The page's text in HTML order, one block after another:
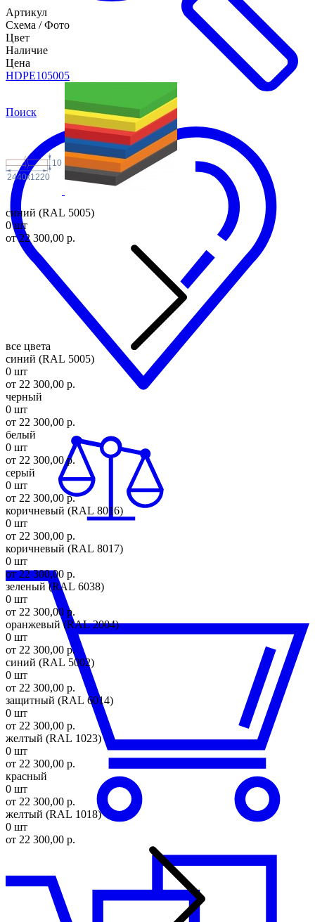
Поиск
Артикул
Схема / Фото
Цвет
Наличие
Цена
HDPE105005
10
2440 1220
x
синий (RAL 5005)
0 шт
от 22 300,00 р.
все цвета
синий (RAL 5005)
0 шт
от 22 300,00 р.
черный
0 шт
от 22 300,00 р.
белый
0 шт
от 22 300,00 р.
серый
0 шт
от 22 300,00 р.
коричневый (RAL 8016)
0 шт
от 22 300,00 р.
коричневый (RAL 8017)
0 шт
от 22 300,00 р.
зеленый (RAL 6038)
0 шт
от 22 300,00 р.
оранжевый (RAL 2004)
0 шт
от 22 300,00 р.
синий (RAL 5002)
0 шт
от 22 300,00 р.
защитный (RAL 6014)
0 шт
от 22 300,00 р.
желтый (RAL 1023)
0 шт
от 22 300,00 р.
красный
0 шт
от 22 300,00 р.
желтый (RAL 1018)
0 шт
от 22 300,00 р.